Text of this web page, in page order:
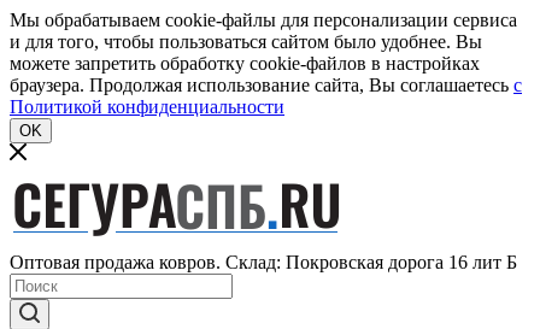
Мы обрабатываем cookie-файлы для персонализации сервиса
и для того, чтобы пользоваться сайтом было удобнее. Вы
можете запретить обработку cookie-файлов в настройках
браузера. Продолжая использование сайта, Вы соглашаетесь c
Политикой конфиденциальности
OK
Оптовая продажа ковров. Склад: Покровская дорога 16 лит Б